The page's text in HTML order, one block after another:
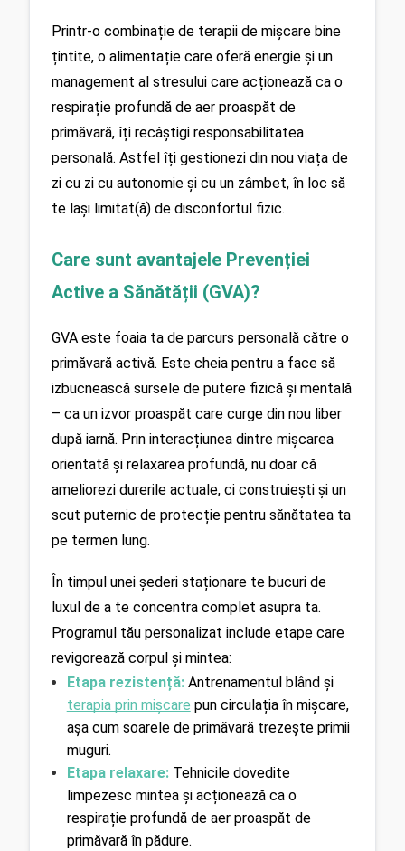
Printr-o combinație de terapii de mișcare bine
țintite, o alimentație care oferă energie și un
management al stresului care acționează ca o
respirație profundă de aer proaspăt de
primăvară, îți recâștigi responsabilitatea
personală. Astfel îți gestionezi din nou viața de
zi cu zi cu autonomie și cu un zâmbet, în loc să
te lași limitat(ă) de disconfortul fizic.
Care sunt avantajele Prevenției
Active a Sănătății (GVA)?
GVA este foaia ta de parcurs personală către o
primăvară activă. Este cheia pentru a face să
izbucnească sursele de putere fizică și mentală
– ca un izvor proaspăt care curge din nou liber
după iarnă. Prin interacțiunea dintre mișcarea
orientată și relaxarea profundă, nu doar că
ameliorezi durerile actuale, ci construiești și un
scut puternic de protecție pentru sănătatea ta
pe termen lung.
În timpul unei șederi staționare te bucuri de
luxul de a te concentra complet asupra ta.
Programul tău personalizat include etape care
revigorează corpul și mintea:
Etapa rezistență:
Antrenamentul blând și
terapia prin mișcare pun circulația în mișcare,
așa cum soarele de primăvară trezește primii
muguri.
Etapa relaxare: Tehnicile dovedite
limpezesc mintea și acționează ca o
respirație profundă de aer proaspăt de
primăvară în pădure.